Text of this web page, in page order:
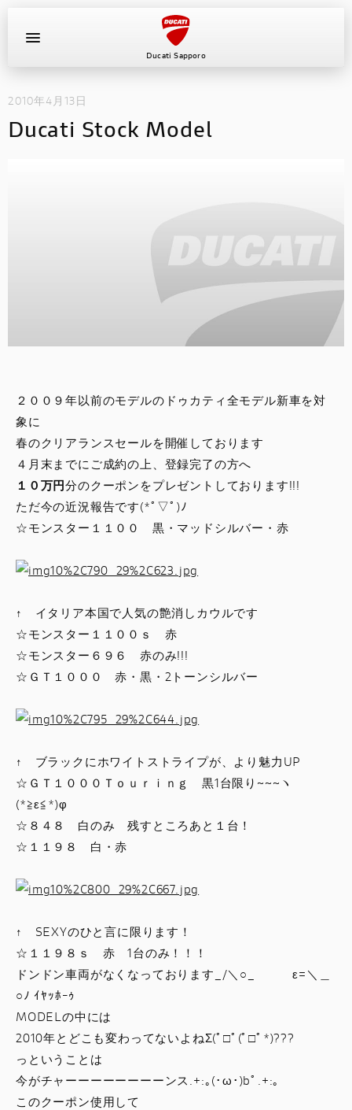
Ducati Sapporo
イベント
スタッフ
DUCATI OWNER’S CLUB
お支払いシミュレーション
お問合せ
2010年4月13日
Ducati Stock Model
２００９年以前のモデルのドゥカティ全モデル新車を対
象に
春のクリアランスセールを開催しております
４月末までにご成約の上、登録完了の方へ
１０万円分のクーポンをプレゼントしております!!!
ただ今の近況報告です(*ﾟ▽ﾟ)ﾉ
☆モンスター１１００ 黒・マッドシルバー・赤
↑ イタリア本国で人気の艶消しカウルです
☆モンスター１１００ｓ 赤
☆モンスター６９６ 赤のみ!!!
☆ＧＴ１０００ 赤・黒・2トーンシルバー
↑ ブラックにホワイトストライプが、より魅力UP
☆ＧＴ１０００Ｔｏｕｒｉｎｇ 黒1台限り~~~ヽ
(*≧ε≦*)φ
☆８４８ 白のみ 残すところあと１台！
☆１１９８ 白・赤
↑ SEXYのひと言に限ります！
☆１１９８ｓ 赤 1台のみ！！！
ドンドン車両がなくなっております_/＼○_ ε=＼＿
○ﾉ ｲﾔｯﾎｰｩ
MODELの中には
2010年とどこも変わってないよねΣ(ﾟ□ﾟ(ﾟ□ﾟ*)???
っということは
今がチャーーーーーーーーンス.+:｡(･ω･)bﾟ.+:｡
このクーポン使用して